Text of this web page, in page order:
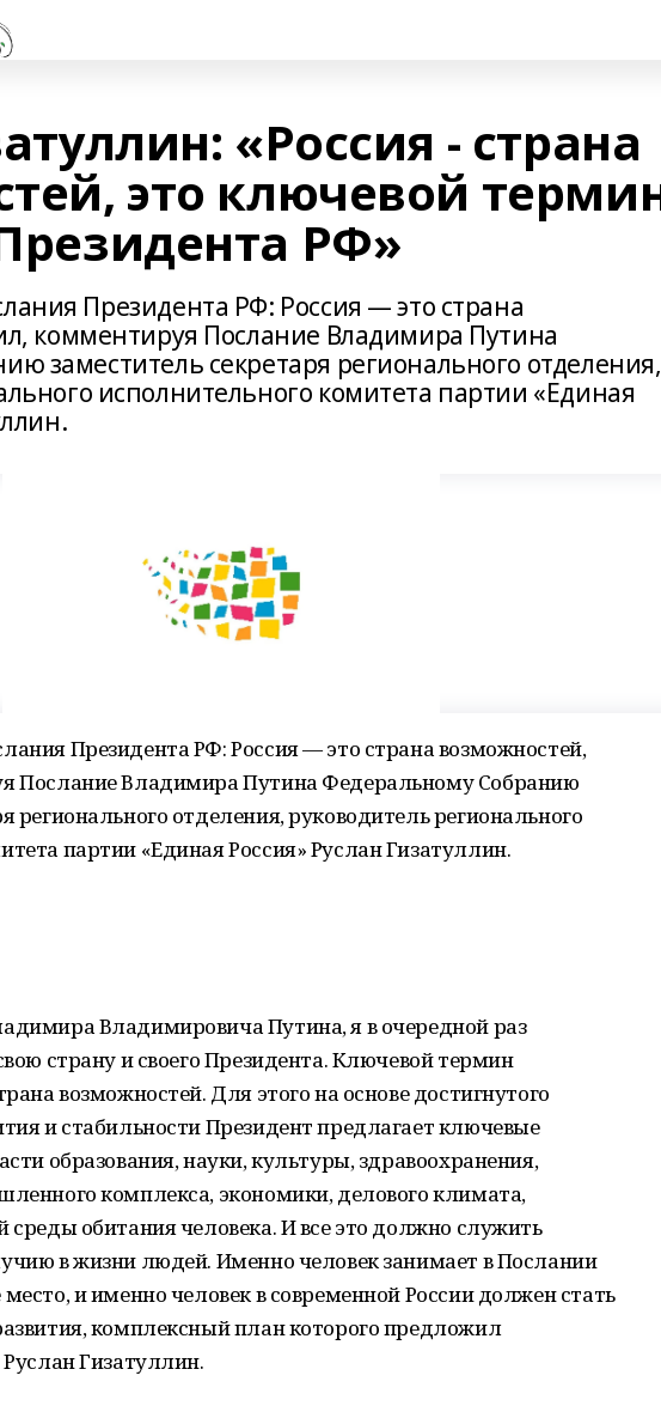
«Россия - страна
это ключевой
РФ»
Президента РФ: Россия — это страна
комментируя Послание Владимира Путина
заместитель секретаря регионального отделения,
исполнительного комитета партии «Единая
Президента РФ: Россия — это страна возможностей,
Послание Владимира Путина Федеральному Собранию
регионального отделения, руководитель регионального
партии «Единая Россия» Руслан Гизатуллин.
Владимировича Путина, я в очередной раз
страну и своего Президента. Ключевой термин
возможностей. Для этого на основе достигнутого
и стабильности Президент предлагает ключевые
образования, науки, культуры, здравоохранения,
комплекса, экономики, делового климата,
среды обитания человека. И все это должно служить
в жизни людей. Именно человек занимает в Послании
и именно человек в современной России должен стать
комплексный план которого предложил
Гизатуллин.